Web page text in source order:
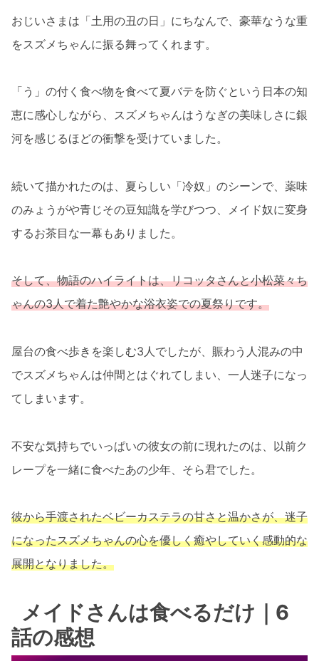
おじいさまは「土用の丑の日」にちなんで、豪華なうな重
をスズメちゃんに振る舞ってくれます。
「う」の付く食べ物を食べて夏バテを防ぐという日本の知
恵に感心しながら、スズメちゃんはうなぎの美味しさに銀
河を感じるほどの衝撃を受けていました。
続いて描かれたのは、夏らしい「冷奴」のシーンで、薬味
のみょうがや青じその豆知識を学びつつ、メイド奴に変身
するお茶目な一幕もありました。
そして、物語のハイライトは、リコッタさんと小松菜々ち
ゃんの3人で着た艶やかな浴衣姿での夏祭りです。
屋台の食べ歩きを楽しむ3人でしたが、賑わう人混みの中
でスズメちゃんは仲間とはぐれてしまい、一人迷子になっ
てしまいます。
不安な気持ちでいっぱいの彼女の前に現れたのは、以前ク
レープを一緒に食べたあの少年、そら君でした。
彼から手渡されたベビーカステラの甘さと温かさが、迷子
になったスズメちゃんの心を優しく癒やしていく感動的な
展開となりました。
メイドさんは食べるだけ｜6
話の感想